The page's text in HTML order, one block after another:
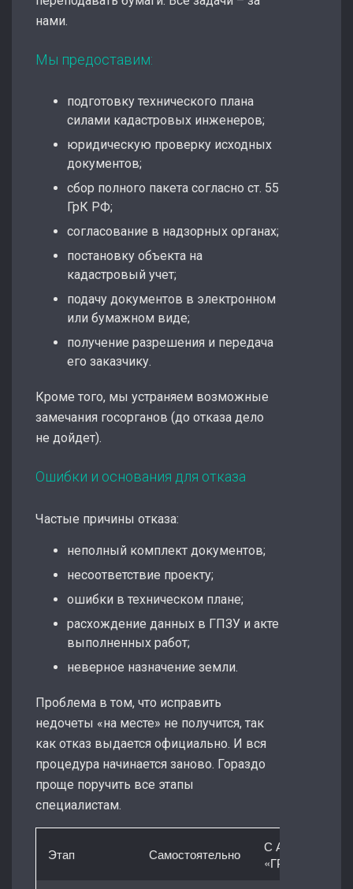
нами.
Мы предоставим:
подготовку технического плана
силами кадастровых инженеров;
юридическую проверку исходных
документов;
сбор полного пакета согласно ст. 55
ГрК РФ;
согласование в надзорных органах;
постановку объекта на
кадастровый учет;
подачу документов в электронном
или бумажном виде;
получение разрешения и передача
его заказчику.
Кроме того, мы устраняем возможные
замечания госорганов (до отказа дело
не дойдет).
Ошибки и основания для отказа
Частые причины отказа:
неполный комплект документов;
несоответствие проекту;
ошибки в техническом плане;
расхождение данных в ГПЗУ и акте
выполненных работ;
неверное назначение земли.
Проблема в том, что исправить
недочеты «на месте» не получится, так
как отказ выдается официально. И вся
процедура начинается заново. Гораздо
проще поручить все этапы
специалистам.
Этап Самостоятельно
С АПБ
«ГРАД»